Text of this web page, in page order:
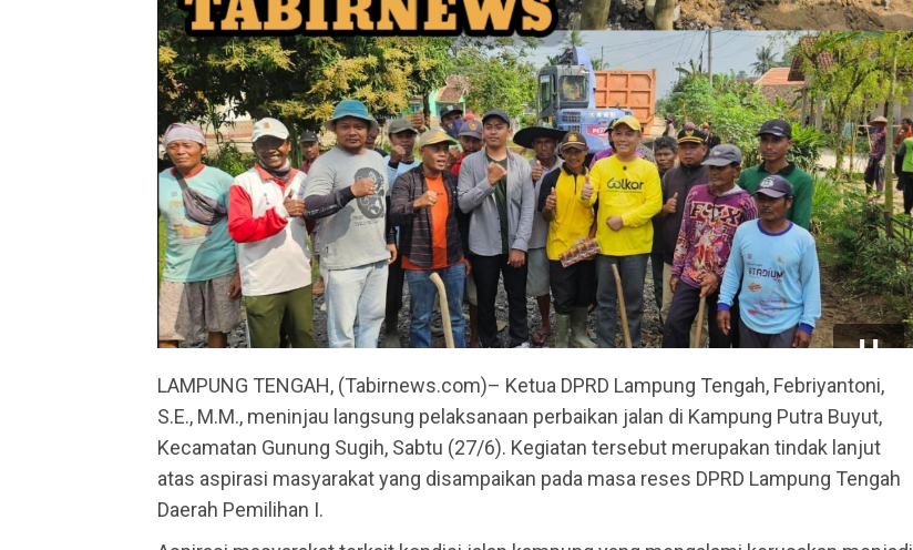
LAMPUNG TENGAH, (Tabirnews.com)– Ketua DPRD Lampung Tengah, Febriyantoni,
S.E., M.M., meninjau langsung pelaksanaan perbaikan jalan di Kampung Putra Buyut,
Kecamatan Gunung Sugih, Sabtu (27/6). Kegiatan tersebut merupakan tindak lanjut
atas aspirasi masyarakat yang disampaikan pada masa reses DPRD Lampung Tengah
Daerah Pemilihan I.